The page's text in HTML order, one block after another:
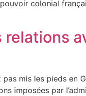
colonial
relations
pas mis les pieds en
imposées par